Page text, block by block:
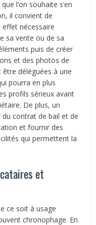
l’on souhaite s’en
il convient de
nécessaire
sa vente ou de sa
puis de créer
et des photos de
déléguées à une
pourra en plus
profils sérieux avant
De plus, un
contrat de bail et de
et fournir des
qui permettent la
et
ce soit à usage
chronophage. En